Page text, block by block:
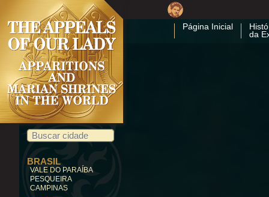
Página Inicial
da
BRASIL
VALE DO PARAÍBA
PESQUEIRA
CAMPINAS